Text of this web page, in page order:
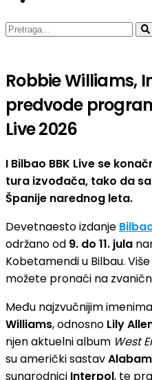
Robbie Williams,
predvode
Live 2026
I Bilbao BBK Live se
tura izvođača, tako da
Španije narednog leta.
Devetnaesto izdanje
održano od 9. do 11. jula
Kobetamendi u Bilbau.
možete pronaći na
Među najzvučnijim
Williams, odnosno Lily
njen aktuelni album West
su američki sastav
sunarodnici Interpol, te